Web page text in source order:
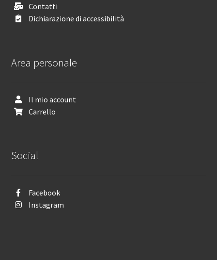
Contatti
Dichiarazione di accessibilità
Area personale
Il mio account
Carrello
Social
Facebook
Instagram